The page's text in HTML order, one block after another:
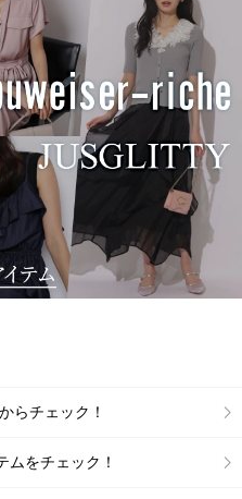
らチェック！
ムをチェック！